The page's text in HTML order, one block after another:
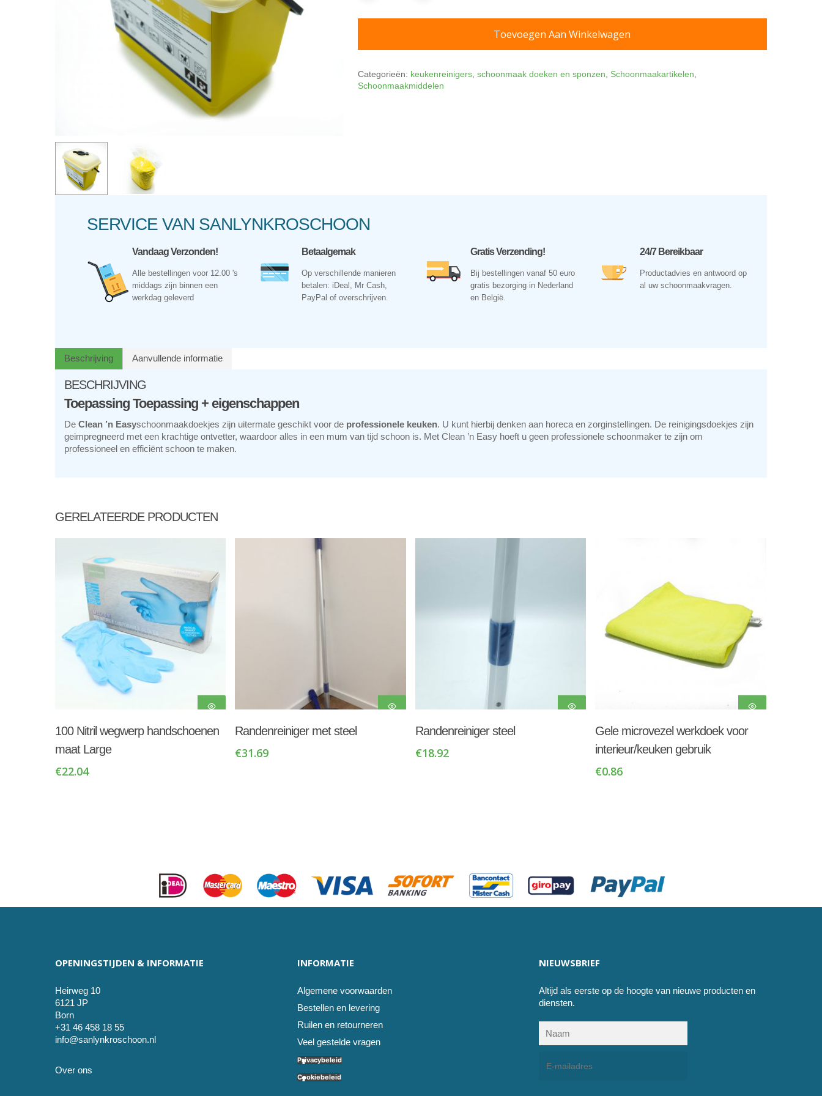
Hit enter to search or ESC to close Toevoegen Aan Winkelwagen
Categorieën: keukenreinigers, schoonmaak doeken en sponzen Schoonmaakartikelen
Schoonmaakmiddelen
SERVICE VAN SANLYNKROSCHOON
Vandaag Verzonden!
Alle bestellingen voor 12.00 's
middags zijn binnen een
werkdag geleverd
Betaalgemak
Op verschillende manieren
betalen: iDeal, Mr Cash,
PayPal of overschrijven.
Gratis Verzending!
Bij bestellingen vanaf 50 euro
gratis bezorging in Nederland
en België.
24/7 Bereikbaar
Productadvies en antwoord op
al uw schoonmaakvragen.
Beschrijving Aanvullende informatie
BESCHRIJVING
Toepassing Toepassing + eigenschappen
De Clean ’n Easyschoonmaakdoekjes zijn uitermate geschikt voor de professionele keuken. U kunt hierbij denken aan horeca en zorginstellingen. De reinigingsdoekjes zijn
geimpregneerd met een krachtige ontvetter, waardoor alles in een mum van tijd schoon is. Met Clean ’n Easy hoeft u geen professionele schoonmaker te zijn om
professioneel en efficiënt schoon te maken.
GERELATEERDE PRODUCTEN
Winkelwagen
100 Nitril wegwerp handschoenen
maat Large
€22.04
Winkelwagen
Randenreiniger met steel
€31.69
Winkelwagen
Randenreiniger steel
€18.92
Winkelwagen
Gele microvezel werkdoek voor
interieur/keuken gebruik
€0.86
OPENINGSTIJDEN & INFORMATIE
Heirweg 10
6121 JP
Born
+31 46 458 18 55
info@sanlynkroschoon.nl
Over ons
INFORMATIE
Algemene voorwaarden
Bestellen en levering
Ruilen en retourneren
Veel gestelde vragen
Privacybeleid
Cookiebeleid
NIEUWSBRIEF
Altijd als eerste op de hoogte van nieuwe producten en
diensten.